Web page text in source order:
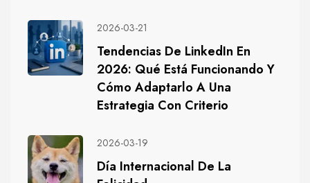
2026-03-21
Tendencias De LinkedIn En
2026: Qué Está Funcionando Y
Cómo Adaptarlo A Una
Estrategia Con Criterio
2026-03-19
Día Internacional De La